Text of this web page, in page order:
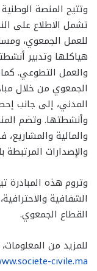
وتتيح المنصة
تشمل الاطلاع على
للعمل الجمعوي،
هياكلها وتدبير
والعمل التطوعي.
الجمعوي من خلال
المدني، إلى جانب
وأنشطتها. وتضم
والمالية
والإصدارات المرتبطة
وتروم هذه المبادرة
الشفافية
القطاع الجمعوي.
للمزيد من
civile.ma